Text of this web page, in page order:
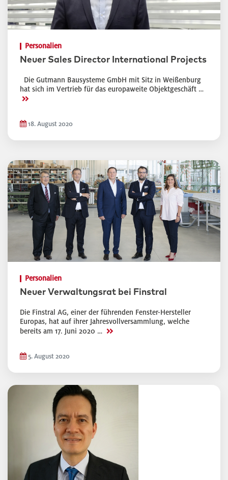
Personalien
Neuer Sales Director International Projects
Die Gutmann Bausysteme GmbH mit Sitz in Weißenburg
hat sich im Vertrieb für das europaweite Objektgeschäft …
>>
18. August 2020
Personalien
Neuer Verwaltungsrat bei Finstral
Die Finstral AG, einer der führenden Fenster-Hersteller
Europas, hat auf ihrer Jahresvollversammlung, welche
bereits am 17. Juni 2020 … >>
5. August 2020